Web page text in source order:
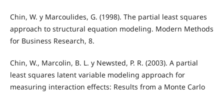
Chin, W. y Marcoulides, G. (1998). The partial least squares
approach to structural equation modeling. Modern Methods
for Business Research, 8.
Chin, W., Marcolin, B. L. y Newsted, P. R. (2003). A partial
least squares latent variable modeling approach for
measuring interaction effects: Results from a Monte Carlo